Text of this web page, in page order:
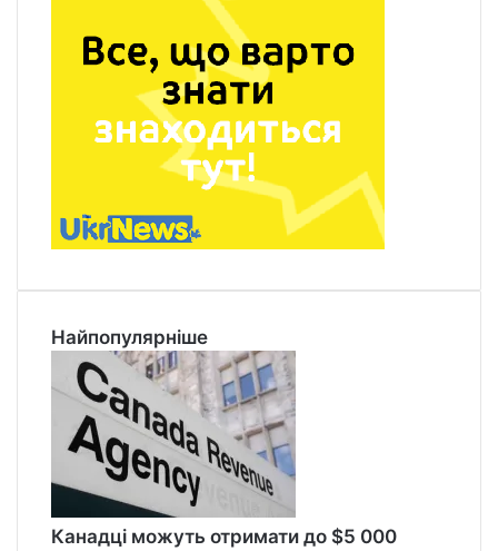
Найпопулярніше
Канадці можуть отримати до $5 000